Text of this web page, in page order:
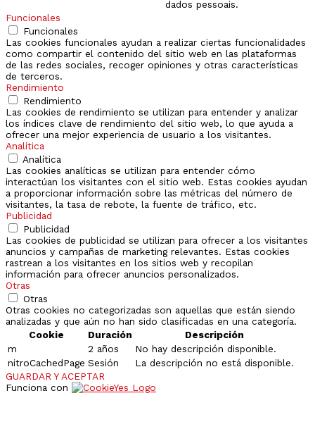
dados pessoais.
Funcionales
Funcionales
Las cookies funcionales ayudan a realizar ciertas funcionalidades
como compartir el contenido del sitio web en las plataformas
de las redes sociales, recoger opiniones y otras características
de terceros.
Rendimiento
Rendimiento
Las cookies de rendimiento se utilizan para entender y analizar
los índices clave de rendimiento del sitio web, lo que ayuda a
ofrecer una mejor experiencia de usuario a los visitantes.
Analítica
Analítica
Las cookies analíticas se utilizan para entender cómo
interactúan los visitantes con el sitio web. Estas cookies ayudan
a proporcionar información sobre las métricas del número de
visitantes, la tasa de rebote, la fuente de tráfico, etc.
Publicidad
Publicidad
Las cookies de publicidad se utilizan para ofrecer a los visitantes
anuncios y campañas de marketing relevantes. Estas cookies
rastrean a los visitantes en los sitios web y recopilan
información para ofrecer anuncios personalizados.
Otras
Otras
Otras cookies no categorizadas son aquellas que están siendo
analizadas y que aún no han sido clasificadas en una categoría.
Cookie
Duración
Descripción
m
2 años
No hay descripción disponible.
nitroCachedPage Sesión
La descripción no está disponible.
GUARDAR Y ACEPTAR
Funciona con